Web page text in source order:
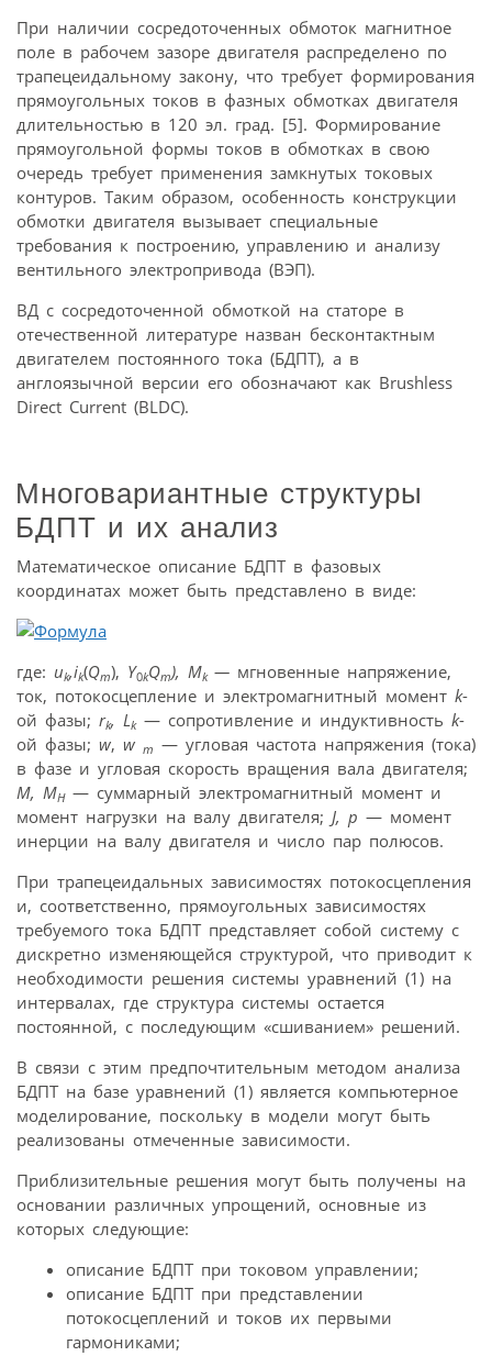
При наличии сосредоточенных обмоток магнитное
поле в рабочем зазоре двигателя распределено по
трапецеидальному закону, что требует формирования
прямоугольных токов в фазных обмотках двигателя
длительностью в 120 эл. град. [5]. Формирование
прямо­угольной формы токов в обмотках в свою
очередь требует применения замкнутых токовых
контуров. Таким образом, особенность конструкции
обмотки двигателя вызывает специальные
требования к построению, управлению и анализу
вентильного электропривода (ВЭП).
ВД с сосредоточенной обмоткой на статоре в
отечественной литературе назван бесконтактным
двигателем постоянного тока (БДПТ), а в
англоязычной версии его обозначают как Brushless
Direct Current (BLDC).
Многовариантные структуры
БДПТ и их анализ
Математическое описание БДПТ в фазовых
координатах может быть представлено в виде:
где: uk,ik(Qm), Y0kQm), Mk — мгновенные напряжение,
ток, потокосцепление и электромагнитный момент k-
ой фазы; rk, L k— сопротивление и индуктивность k-
ой фазы; w, w m — угловая частота напряжения (тока)
в фазе и угловая скорость вращения вала двигателя;
M, MH— суммарный электромагнитный момент и
момент нагрузки на валу двигателя; J, p — момент
инерции на валу двигателя и число пар полюсов.
При трапецеидальных зависимостях потокосцепления
и, соответственно, прямоугольных зависимостях
требуемого тока БДПТ представляет собой систему с
дискретно изменяющейся структурой, что приводит к
необходимости решения системы уравнений (1) на
интервалах, где структура системы остается
постоянной, с последующим «сшиванием» решений.
В связи с этим предпочтительным методом анализа
БДПТ на базе уравнений (1) является компьютерное
моделирование, поскольку в модели могут быть
реализованы отмеченные зависимости.
Приблизительные решения могут быть получены на
основании различных упрощений, основные из
которых следующие:
описание БДПТ при токовом управлении;
описание БДПТ при представлении
потокосцеплений и токов их первыми
гармониками;